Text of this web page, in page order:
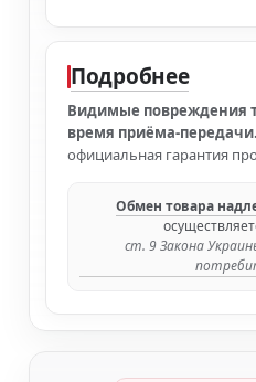
Подробнее
Видимые повреждения
время приёма-передачи.
официальная гарантия
Обмен товара
ст. 9 Закона